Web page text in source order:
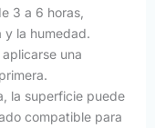
3 a 6 horas,
la humedad.
una
la superficie puede
compatible para